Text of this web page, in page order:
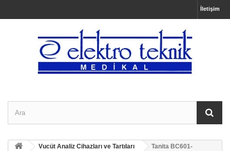
İletişim
Vucüt Analiz Cihazları ve Tartıları
Tanita BC601-